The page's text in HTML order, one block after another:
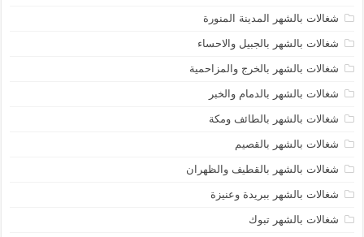
شغالات بالشهر المدينة المنورة
شغالات بالشهر بالجبيل والاحساء
شغالات بالشهر بالخرج والمزاحمية
شغالات بالشهر بالدمام والخبر
شغالات بالشهر بالطائف ومكة
شغالات بالشهر بالقصيم
شغالات بالشهر بالقطيف والظهران
شغالات بالشهر ببريدة وعنيزة
شغالات بالشهر تبوك